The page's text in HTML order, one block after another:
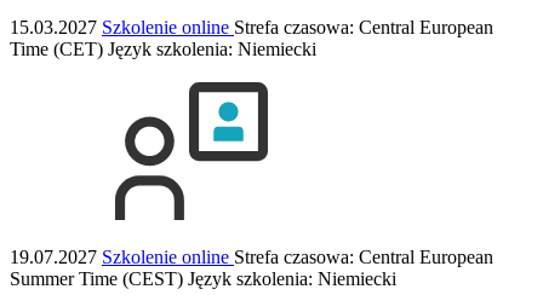
15.03.2027 Szkolenie online Strefa czasowa: Central European
Time (CET) Język szkolenia: Niemiecki
19.07.2027 Szkolenie online Strefa czasowa: Central European
Summer Time (CEST) Język szkolenia: Niemiecki